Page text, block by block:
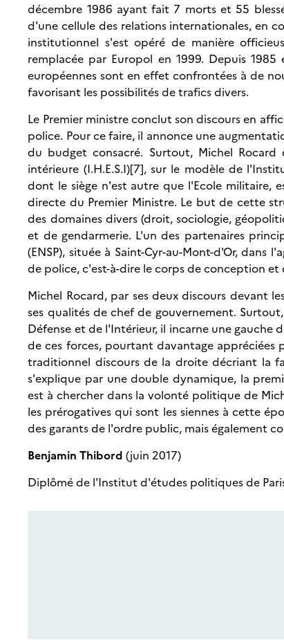
décembre 1986 ayant fait 7 morts et 55
d'une cellule des relations internationales, en
institutionnel s'est opéré de manière
remplacée par Europol en 1999. Depuis
européennes sont en effet confrontées à de
favorisant les possibilités de trafics divers.
Le Premier ministre conclut son discours en
police. Pour ce faire, il annonce une
du budget consacré. Surtout, Michel
intérieure (I.H.E.S.I)[7], sur le modèle de
dont le siège n'est autre que l'Ecole militaire,
directe du Premier Ministre. Le but de cette
des domaines divers (droit, sociologie,
et de gendarmerie. L'un des partenaires
(ENSP), située à Saint-Cyr-au-Mont-d'Or, dans
de police, c'est-à-dire le corps de conception
Michel Rocard, par ses deux discours devant
ses qualités de chef de gouvernement.
Défense et de l'Intérieur, il incarne une gauche
de ces forces, pourtant davantage
traditionnel discours de la droite décriant la
s'explique par une double dynamique, la
est à chercher dans la volonté politique de
les prérogatives qui sont les siennes à cette
des garants de l'ordre public, mais également
Benjamin Thibord (juin 2017)
Diplômé de l'Institut d'études politiques de